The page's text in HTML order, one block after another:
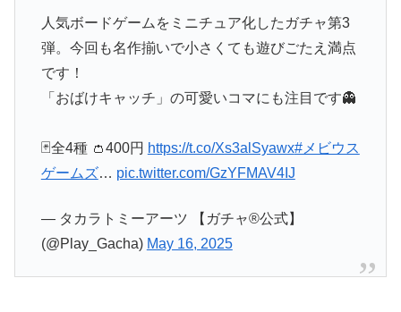
人気ボードゲームをミニチュア化したガチャ第3
弾。今回も名作揃いで小さくても遊びごたえ満点
です！
「おばけキャッチ」の可愛いコマにも注目です👻
🃏全4種 👛400円 https://t.co/Xs3alSyawx#メビウス
ゲームズ… pic.twitter.com/GzYFMAV4IJ
— タカラトミーアーツ 【ガチャ®公式】
(@Play_Gacha) May 16, 2025